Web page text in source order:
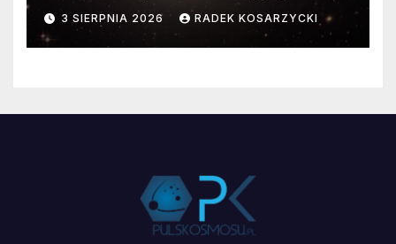
faktyczne wymiary
3 SIERPNIA 2026 RADEK KOSARZYCKI